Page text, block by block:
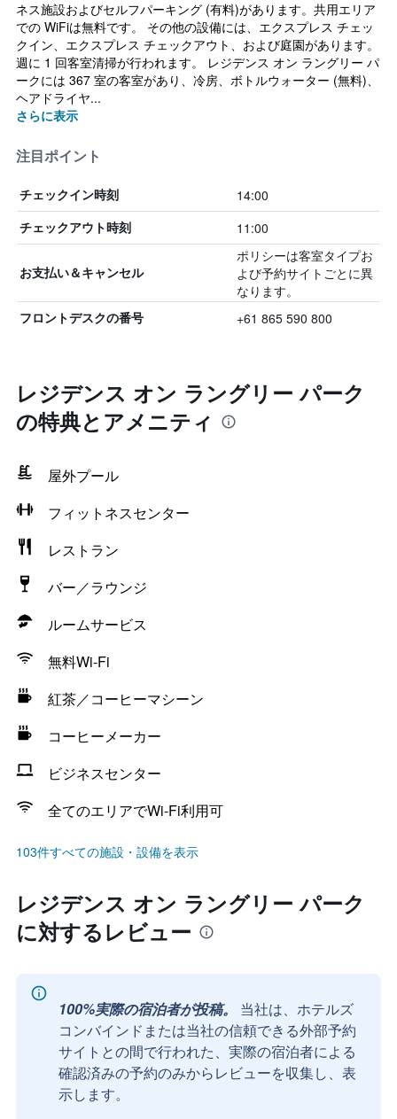
ネス施設およびセルフパーキング (有料)があります。共用エリア
での WiFiは無料です。 その他の設備には、エクスプレス チェッ
クイン、エクスプレス チェックアウト、および庭園があります。
週に 1 回客室清掃が行われます。 レジデンス オン ラングリー パ
ークには 367 室の客室があり、冷房、ボトルウォーター (無料)、
ヘアドライヤ...
さらに表示
注目ポイント
チェックイン時刻 14:00
チェックアウト時刻 11:00
お支払い＆キャンセル
ポリシーは客室タイプお
よび予約サイトごとに異
なります。
フロントデスクの番号 +61 865 590 800
レジデンス オン ラングリー パーク
の特典とアメニティ
屋外プール
フィットネスセンター
レストラン
バー／ラウンジ
ルームサービス
無料Wi-Fi
紅茶／コーヒーマシーン
コーヒーメーカー
ビジネスセンター
全てのエリアでWi-Fi利用可
103件すべての施設・設備を表示
レジデンス オン ラングリー パーク
に対するレビュー
100%実際の宿泊者が投稿。
当社は、ホテルズ
コンバインドまたは当社の信頼できる外部予約
サイトとの間で行われた、実際の宿泊者による
確認済みの予約のみからレビューを収集し、表
示します。